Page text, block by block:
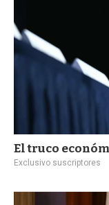
El truco
Exclusivo suscriptores